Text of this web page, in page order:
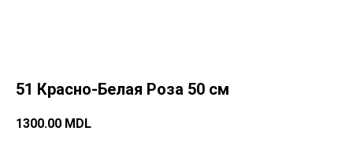
51 Красно-Белая Роза 50 см
1300.00 MDL